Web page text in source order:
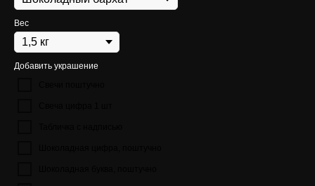
Вес
Добавить украшение